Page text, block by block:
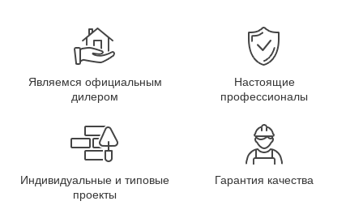
Являемся официальным
дилером
Настоящие
профессионалы
Индивидуальные и типовые
проекты
Гарантия качества